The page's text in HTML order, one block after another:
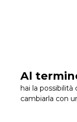
Al
hai la possibilità
cambiarla con